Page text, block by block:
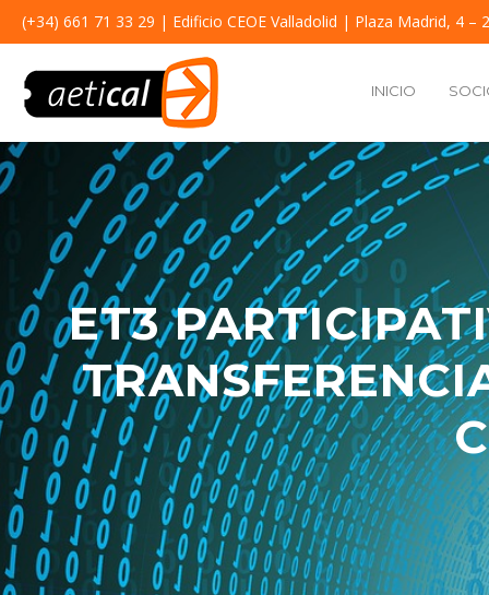
(+34) 661 71 33 29 | Edificio CEOE Valladolid | Plaza Madrid, 4 –
INICIO
ET3